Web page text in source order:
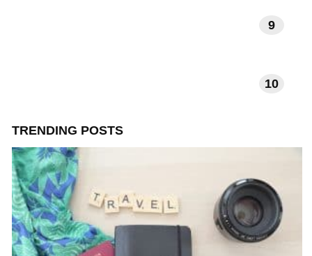
9
10
TRENDING POSTS